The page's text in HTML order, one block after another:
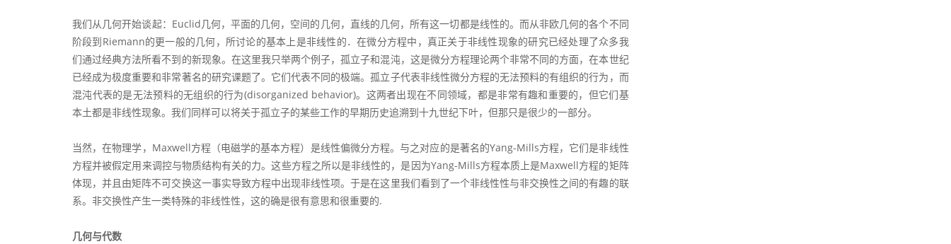
我们从几何开始谈起：Euclid几何，平面的几何，空间的几何，直线的几何，所有这一切都是线性的。而从非欧几何的各个不同
阶段到Riemann的更一般的几何，所讨论的基本上是非线性的．在微分方程中，真正关于非线性现象的研究已经处理了众多我
们通过经典方法所看不到的新现象。在这里我只举两个例子，孤立子和混沌，这是微分方程理论两个非常不同的方面，在本世纪
已经成为极度重要和非常著名的研究课题了。它们代表不同的极端。孤立子代表非线性微分方程的无法预料的有组织的行为，而
混沌代表的是无法预料的无组织的行为(disorganized behavior)。这两者出现在不同领域，都是非常有趣和重要的，但它们基
本土都是非线性现象。我们同样可以将关于孤立子的某些工作的早期历史追溯到十九世纪下叶，但那只是很少的一部分。
当然，在物理学，Maxwell方程（电磁学的基本方程）是线性偏微分方程。与之对应的是著名的Yang-Mills方程，它们是非线性
方程并被假定用来调控与物质结构有关的力。这些方程之所以是非线性的，是因为Yang-Mills方程本质上是Maxwell方程的矩阵
体现，并且由矩阵不可交换这一事实导致方程中出现非线性项。于是在这里我们看到了一个非线性性与非交换性之间的有趣的联
系。非交换性产生一类特殊的非线性性，这的确是很有意思和很重要的.
几何与代数